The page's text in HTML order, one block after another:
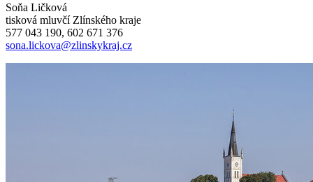
Soňa Ličková
tisková mluvčí Zlínského kraje
577 043 190, 602 671 376
sona.lickova@zlinskykraj.cz